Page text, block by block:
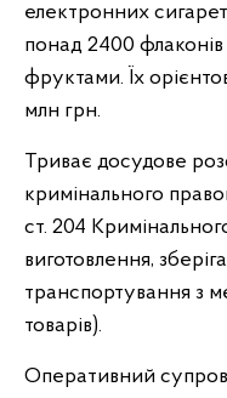
електронних
понад 2400
фруктами. Їх
млн грн.
Триває досудове
кримінального
ст. 204
виготовлення,
транспортування з
товарів).
Оперативний